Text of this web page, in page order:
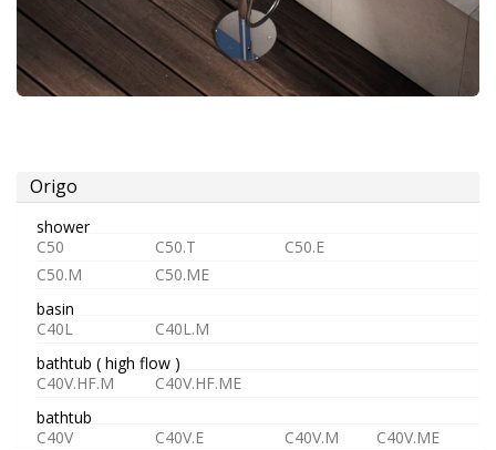
eau
froide
ou
pre-
chaude
d'eau
Origo
shower
C50
C50.T
C50.E
C50.M
C50.ME
basin
C40L
C40L.M
bathtub ( high flow )
C40V.HF.M
C40V.HF.ME
bathtub
C40V
C40V.E C40V.M C40V.ME